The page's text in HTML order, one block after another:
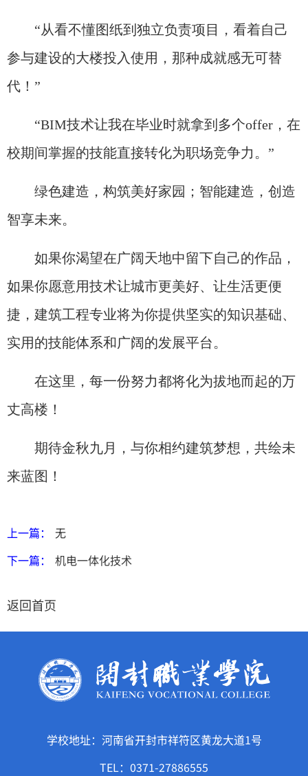
“从看不懂图纸到独立负责项目，看着自己
参与建设的大楼投入使用，那种成就感无可替
代！”
“BIM技术让我在毕业时就拿到多个offer，在
校期间掌握的技能直接转化为职场竞争力。”
绿色建造，构筑美好家园；智能建造，创造
智享未来。
如果你渴望在广阔天地中留下自己的作品，
如果你愿意用技术让城市更美好、让生活更便
捷，建筑工程专业将为你提供坚实的知识基础、
实用的技能体系和广阔的发展平台。
在这里，每一份努力都将化为拔地而起的万
丈高楼！​
期待金秋九月，与你相约建筑梦想，共绘未
来蓝图！
上一篇：
无
下一篇：
机电一体化技术
返回首页
学校地址：河南省开封市祥符区黄龙大道1号
TEL：0371-27886555